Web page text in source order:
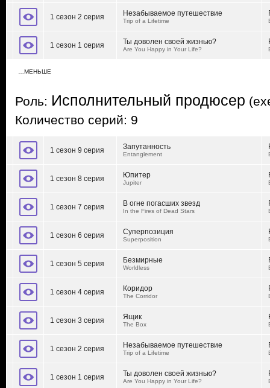
1 сезон 2 серия Незабываемое путешествие
Trip of a Lifetime
1 сезон 1 серия Ты доволен своей жизнью?
Are You Happy in Your Life?
…МЕНЬШЕ
Роль: Исполнительный продюсер
Количество серий: 9
1 сезон 9 серия Запутанность
Entanglement
1 сезон 8 серия Юпитер
Jupiter
1 сезон 7 серия В огне погасших звезд
In the Fires of Dead Stars
1 сезон 6 серия Суперпозиция
Superposition
1 сезон 5 серия Безмирные
Worldless
1 сезон 4 серия Коридор
The Corridor
1 сезон 3 серия Ящик
The Box
1 сезон 2 серия Незабываемое путешествие
Trip of a Lifetime
1 сезон 1 серия Ты доволен своей жизнью?
Are You Happy in Your Life?